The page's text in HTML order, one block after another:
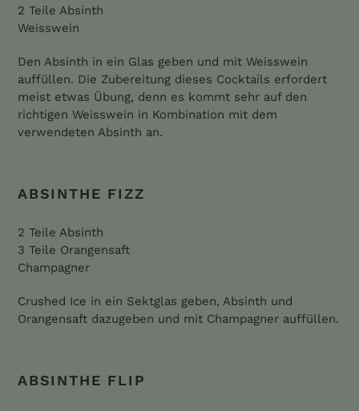
2 Teile Absinth
Weisswein
Den Absinth in ein Glas geben und mit Weisswein
auffüllen. Die Zubereitung dieses Cocktails erfordert
meist etwas Übung, denn es kommt sehr auf den
richtigen Weisswein in Kombination mit dem
verwendeten Absinth an.
ABSINTHE FIZZ
2 Teile Absinth
3 Teile Orangensaft
Champagner
Crushed Ice in ein Sektglas geben, Absinth und
Orangensaft dazugeben und mit Champagner auffüllen.
ABSINTHE FLIP